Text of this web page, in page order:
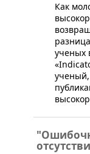
​Как
ученых
ученый,